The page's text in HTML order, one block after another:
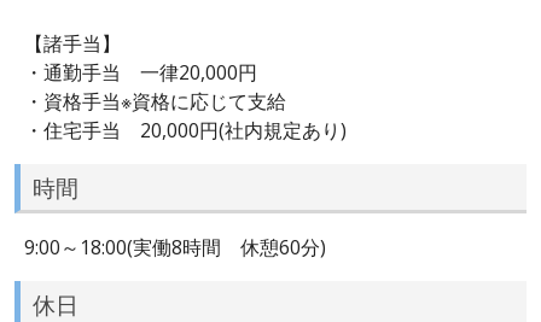
【諸手当】
・通勤手当 一律20,000円
・資格手当※資格に応じて支給
・住宅手当 20,000円(社内規定あり)
時間
9:00～18:00(実働8時間 休憩60分)
休日